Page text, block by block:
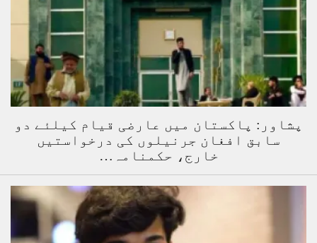
پشاور: پاکستان میں عارضی قیام کیلئے دو
سابق افغان جرنیلوں کی درخواستیں
خارج، حکمنامہ…